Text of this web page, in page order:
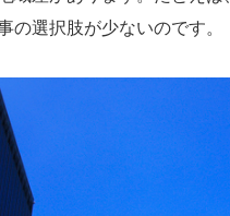
の選択肢が少ないのです。